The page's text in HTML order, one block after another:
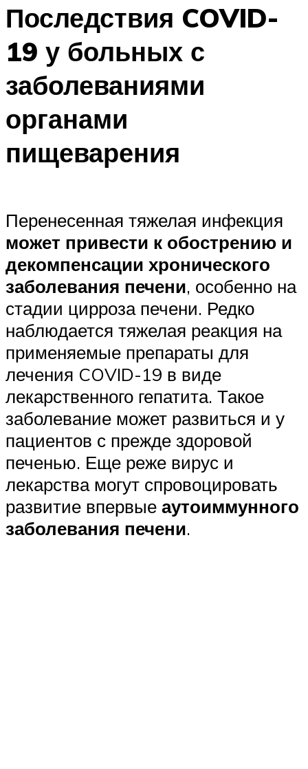
Последствия COVID-
19 у больных с
заболеваниями
органами
пищеварения
Перенесенная тяжелая инфекция
может привести к обострению и
декомпенсации хронического
заболевания печени, особенно на
стадии цирроза печени. Редко
наблюдается тяжелая реакция на
применяемые препараты для
лечения COVID-19 в виде
лекарственного гепатита. Такое
заболевание может развиться и у
пациентов с прежде здоровой
печенью. Еще реже вирус и
лекарства могут спровоцировать
развитие впервые аутоиммунного
заболевания печени.